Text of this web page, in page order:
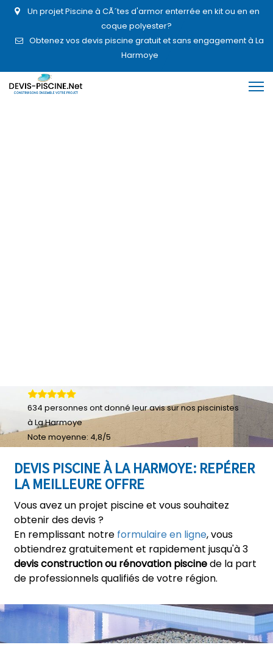
Un projet Piscine à CÃ´tes d'armor enterrée en kit ou en en
coque polyester?
Obtenez vos devis piscine gratuit et sans engagement à La
Harmoye
DEVIS PISCINE À LA HARMOYE: REPÉRER
LA MEILLEURE OFFRE
Vous avez un projet piscine et vous souhaitez
obtenir des devis ?
En remplissant notre formulaire en ligne, vous
obtiendrez gratuitement et rapidement jusqu'à 3
devis construction ou rénovation piscinede la part
de professionnels qualifiés de votre région.
634 personnes ont donné leuravis sur nos piscinistes
à La Harmoye
Note moyenne: 4,8/5